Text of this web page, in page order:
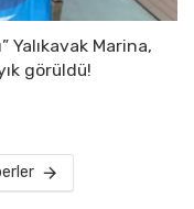
Yalıkavak Marina,
görüldü!